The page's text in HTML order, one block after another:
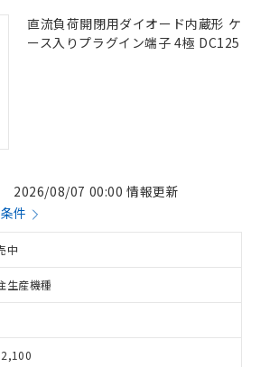
直流負荷開閉用ダイオード内蔵形 ケ
ース入りプラグイン端子 4極 DC125
2026/08/07 00:00 情報更新
件
中
生産機種